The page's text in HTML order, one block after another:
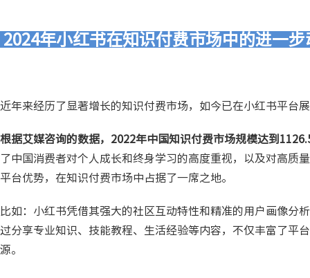
2024年小红书在知识付费市场中的进一
近年来经历了显著增长的知识付费市场，如今已在小红书平台
根据艾媒咨询的数据，2022年中国知识付费市场规模达到
了中国消费者对个人成长和终身学习的高度重视，以及对高质
平台优势，在知识付费市场中占据了一席之地。
比如：小红书凭借其强大的社区互动特性和精准的用户画像分
过分享专业知识、技能教程、生活经验等内容，不仅丰富了平
源。